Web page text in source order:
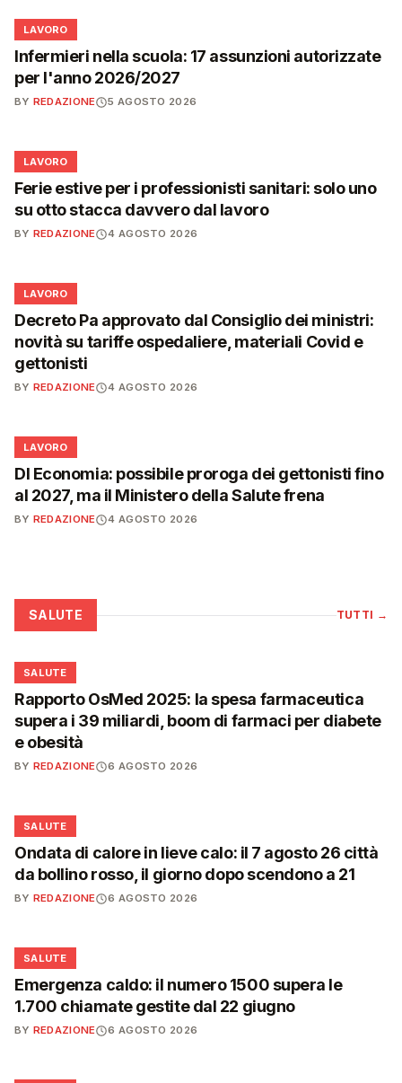
💼
LAVORO
Infermieri nella scuola: 17 assunzioni autorizzate
per l'anno 2026/2027
BY REDAZIONE 5 AGOSTO 2026
💼
LAVORO
Ferie estive per i professionisti sanitari: solo uno
su otto stacca davvero dal lavoro
BY REDAZIONE 4 AGOSTO 2026
💼
LAVORO
Decreto Pa approvato dal Consiglio dei ministri:
novità su tariffe ospedaliere, materiali Covid e
gettonisti
BY REDAZIONE 4 AGOSTO 2026
💼
LAVORO
Dl Economia: possibile proroga dei gettonisti fino
al 2027, ma il Ministero della Salute frena
BY REDAZIONE 4 AGOSTO 2026
SALUTE TUTTI →
❤️
SALUTE
Rapporto OsMed 2025: la spesa farmaceutica
supera i 39 miliardi, boom di farmaci per diabete
e obesità
BY REDAZIONE 6 AGOSTO 2026
❤️
SALUTE
Ondata di calore in lieve calo: il 7 agosto 26 città
da bollino rosso, il giorno dopo scendono a 21
BY REDAZIONE 6 AGOSTO 2026
❤️
SALUTE
Emergenza caldo: il numero 1500 supera le
1.700 chiamate gestite dal 22 giugno
BY REDAZIONE 6 AGOSTO 2026